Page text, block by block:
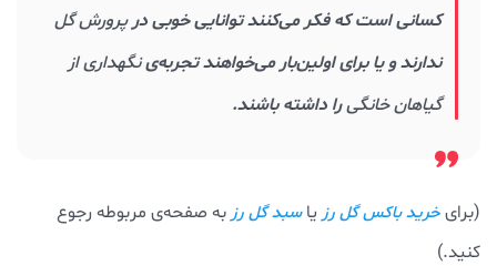
کسانی است که فکر می‌کنند توانایی خوبی درپرورش گل
ندارند و یا برای اولین‌بار می‌خواهند تجربه‌ینگهداری از
گیاهان خانگیرا داشته باشند.
(برایخرید باکس گل رز یاسبد گل رزبه صفحه‌ی مربوطه رجوع
کنید.)